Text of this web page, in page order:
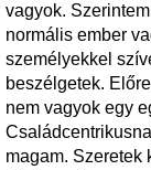
vagyok.
normális ember
személyekkel
beszélgetek.
nem vagyok egy
magam. Szeretek